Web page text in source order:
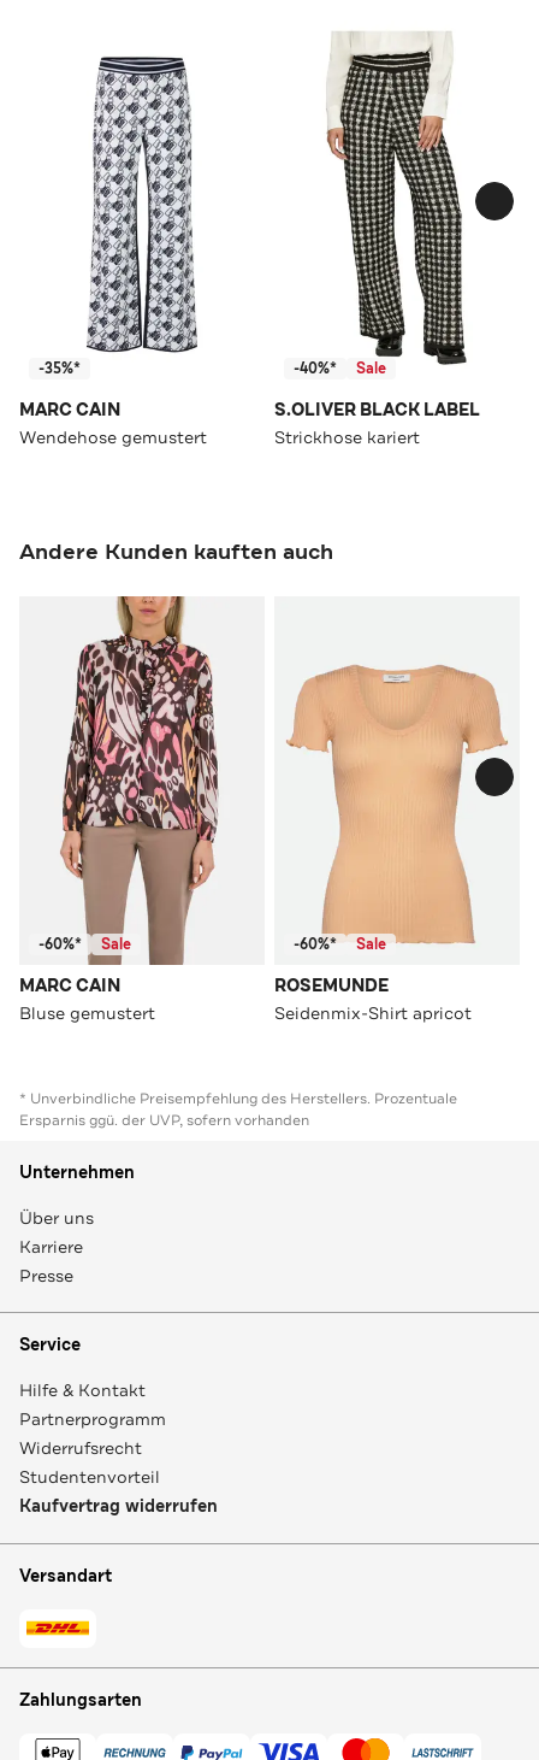
-35%*
MARC CAIN
Wendehose gemustert
-40%* Sale
S.OLIVER BLACK LABEL
Strickhose kariert
Andere Kunden kauften auch
-60%* Sale
MARC CAIN
Bluse gemustert
-60%* Sale
ROSEMUNDE
Seidenmix-Shirt apricot
* Unverbindliche Preisempfehlung des Herstellers. Prozentuale
Ersparnis ggü. der UVP, sofern vorhanden
Unternehmen
Über uns
Karriere
Presse
Service
Hilfe & Kontakt
Partnerprogramm
Widerrufsrecht
Studentenvorteil
Kaufvertrag widerrufen
Versandart
Zahlungsarten